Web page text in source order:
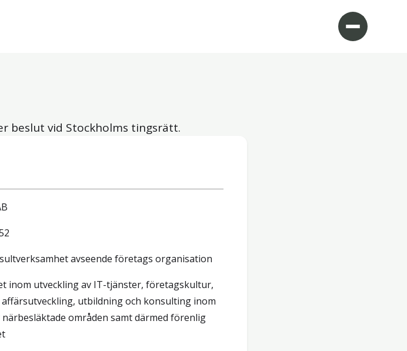
beslut vid Stockholms tingsrätt.
avseende företags organisation
inom utveckling av IT-tjänster, företagskultur,
utbildning och konsulting inom
närbesläktade områden samt därmed förenlig